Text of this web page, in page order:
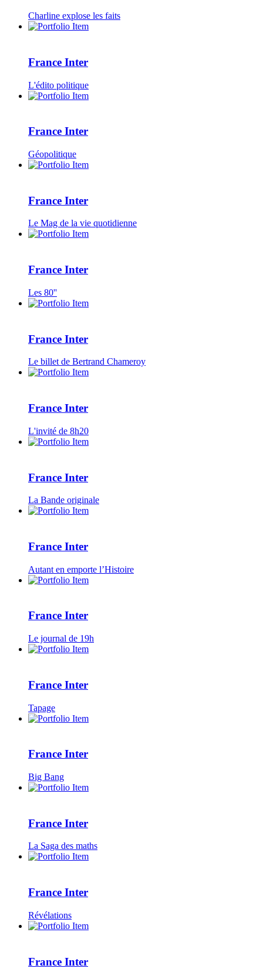
Charline explose les faits
France Inter
L'édito politique
France Inter
Géopolitique
France Inter
Le Mag de la vie quotidienne
France Inter
Les 80''
France Inter
Le billet de Bertrand Chameroy
France Inter
L'invité de 8h20
France Inter
La Bande originale
France Inter
Autant en emporte l’Histoire
France Inter
Le journal de 19h
France Inter
Tapage
France Inter
Big Bang
France Inter
La Saga des maths
France Inter
Révélations
France Inter